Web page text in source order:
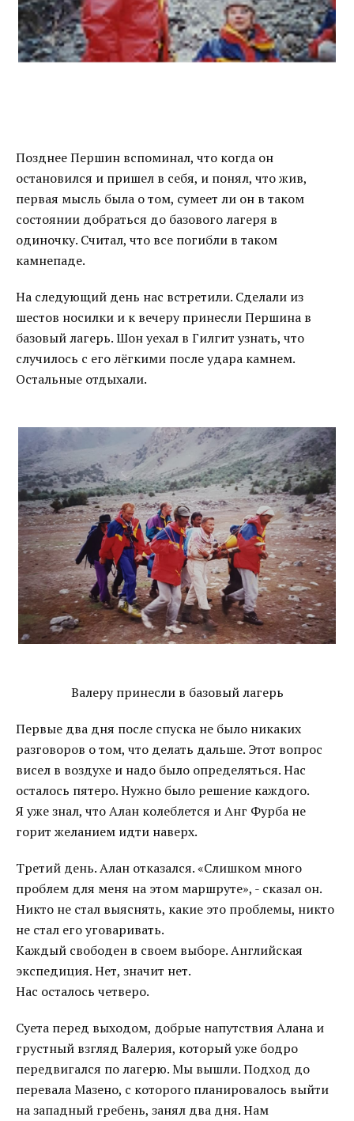
Позднее Першин вспоминал, что когда он
остановился и пришел в себя, и понял, что жив,
первая мысль была о том, сумеет ли он в таком
состоянии добраться до базового лагеря в
одиночку. Считал, что все погибли в таком
камнепаде.
На следующий день нас встретили. Сделали из
шестов носилки и к вечеру принесли Першина в
базовый лагерь. Шон уехал в Гилгит узнать, что
случилось с его лёгкими после удара камнем.
Остальные отдыхали.
Валеру принесли в базовый лагерь
Первые два дня после спуска не было никаких
разговоров о том, что делать дальше. Этот вопрос
висел в воздухе и надо было определяться. Нас
осталось пятеро. Нужно было решение каждого.
Я уже знал, что Алан колеблется и Анг Фурба не
горит желанием идти наверх.
Третий день. Алан отказался. «Слишком много
проблем для меня на этом маршруте», - сказал он.
Никто не стал выяснять, какие это проблемы, никто
не стал его уговаривать.
Каждый свободен в своем выборе. Английская
экспедиция. Нет, значит нет.
Нас осталось четверо.
Суета перед выходом, добрые напутствия Алана и
грустный взгляд Валерия, который уже бодро
передвигался по лагерю. Мы вышли. Подход до
перевала Мазено, с которого планировалось выйти
на западный гребень, занял два дня. Нам